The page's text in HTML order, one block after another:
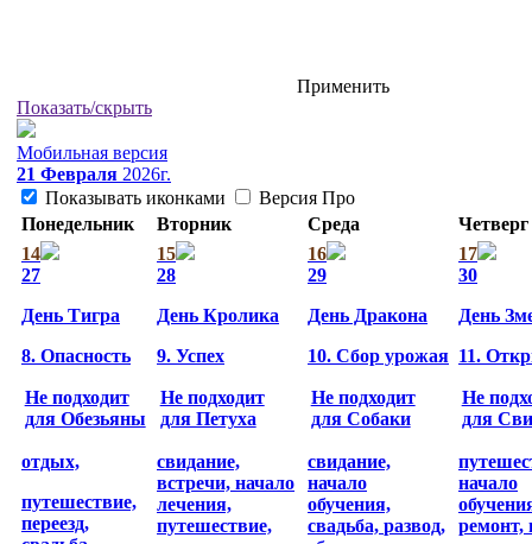
Применить
Показать/скрыть
Мобильная версия
21 Февраля 2026г.
Показывать иконками
Версия Про
Понедельник
Вторник Среда
Четверг
14
27
День Тигра
8. Опасность
Не подходит
для Обезьяны
отдых,
путешествие,
переезд,
15
28
День Кролика
9. Успех
Не подходит
для Петуха
свидание,
встречи, начало
лечения,
путешествие,
16
29
День Дракона
10. Сбор урожая
Не подходит
для Собаки
свидание,
начало
обучения,
свадьба, развод,
17
30
День
11.
Не
для
начало
ремонт,